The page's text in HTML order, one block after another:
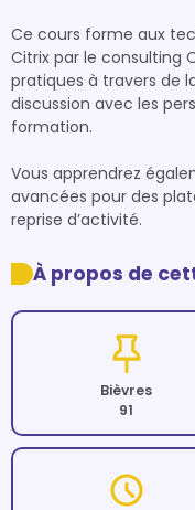
Ce cours forme aux
Citrix par le consulting
pratiques à travers de
discussion avec les
formation.
Vous apprendrez
avancées pour des
reprise d’activité.
À propos de
Bièvres
91